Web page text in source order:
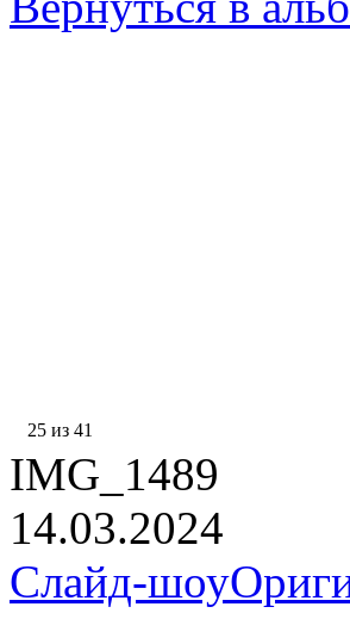
25 из 41
IMG_1489
14.03.2024
Слайд-шоу